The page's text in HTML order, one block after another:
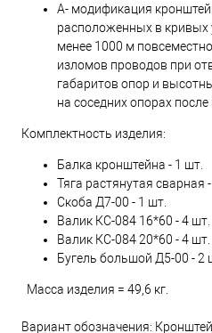
А- модификация
расположенных в кривых
менее 1000 м
изломов проводов при
габаритов опор и
на соседних опорах
Комплектность изделия:
Балка кронштейна - 1 шт.
Тяга растянутая сварная
Скоба Д7-00 - 1 шт.
Валик КС-084 16*60 - 4 шт.
Валик КС-084 20*60 - 4 шт.
Бугель большой Д5-00 - 2
Масса изделия = 49,6 кг.
Вариант обозначения: